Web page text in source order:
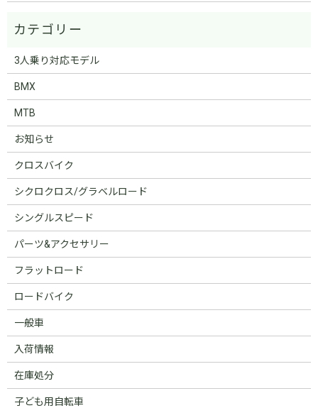
3人乗り対応モデル
BMX
MTB
お知らせ
クロスバイク
シクロクロス/グラベルロード
シングルスピード
パーツ&アクセサリー
フラットロード
ロードバイク
一般車
入荷情報
在庫処分
子ども用自転車